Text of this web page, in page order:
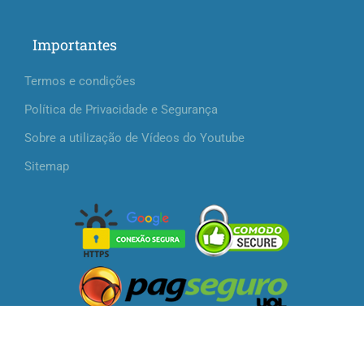
Importantes
Termos e condições
Política de Privacidade e Segurança
Sobre a utilização de Vídeos do Youtube
Sitemap